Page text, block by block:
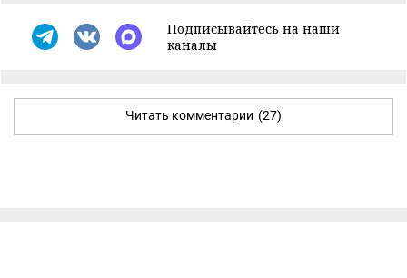
Подписывайтесь на наши
каналы
Читать комментарии (27)